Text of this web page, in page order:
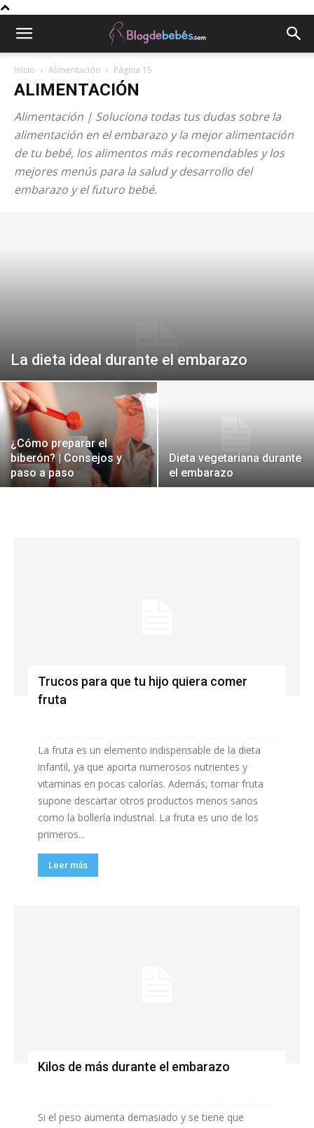
Inicio Alimentación Página 15
ALIMENTACIÓN
Alimentación | Soluciona todas tus dudas sobre la
alimentación en el embarazo y la mejor alimentación
de tu bebé, los alimentos más recomendables y los
mejores menús para la salud y desarrollo del
embarazo y el futuro bebé.
La dieta ideal durante el embarazo
¿Cómo preparar el
biberón? | Consejos y
paso a paso
Dieta vegetariana durante
el embarazo
Trucos para que tu hijo quiera comer
fruta
La fruta es un elemento indispensable de la dieta
infantil, ya que aporta numerosos nutrientes y
vitaminas en pocas calorías. Además, tomar fruta
supone descartar otros productos menos sanos
como la bollería industrial. La fruta es uno de los
primeros...
Leer más
Kilos de más durante el embarazo
Si el peso aumenta demasiado y se tiene que